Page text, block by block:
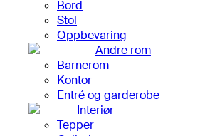
Bord
Stol
Oppbevaring
Andre rom
Barnerom
Kontor
Entré og garderobe
Interiør
Tepper